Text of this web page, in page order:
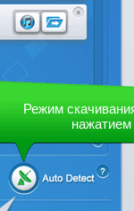
Режим
нажатием